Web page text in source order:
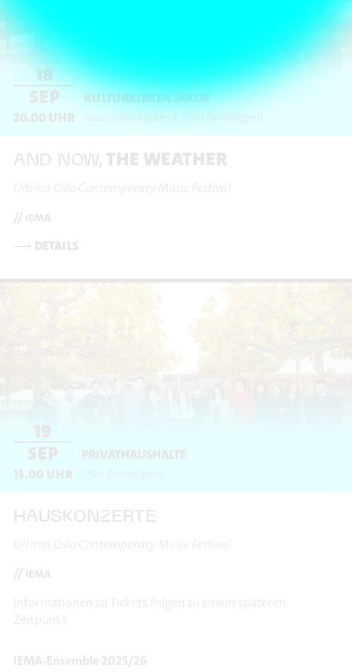
18
SEP
20.00 UHR
KULTURKIRKEN JAKOB
Hausmanns gate 14 (Norwegen)
AND NOW, THE WEATHER
Ultima Oslo Contemporary Music Festival
// iema
⟶ DETAILS
19
SEP
15.00 UHR
PRIVATHAUSHALTE
(Norwegen)
HAUSKONZERTE
Ultima Oslo Contemporary Music Festival
// iema
Informationen zu Tickets folgen zu einem späteren
Zeitpunkt
IEMA-Ensemble 2025/26